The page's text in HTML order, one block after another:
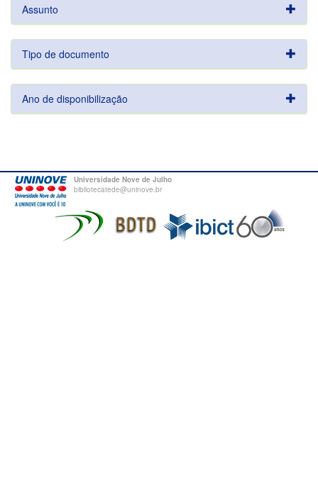
Assunto
Tipo de documento
Ano de disponibilização
Universidade Nove de Julho
bibliotecatede@uninove.br